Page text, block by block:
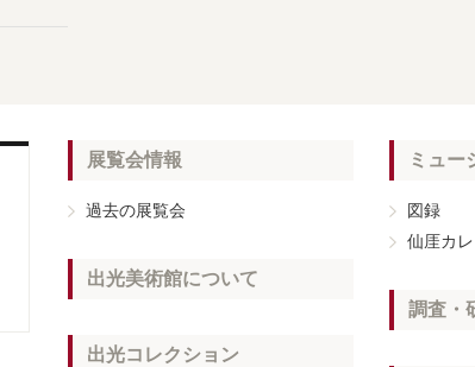
展覧会情報
過去の展覧会
出光美術館について
出光コレクション
ミュー
図録
仙厓カ
調査・